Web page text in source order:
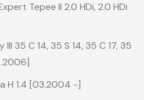
Tepee II 2.0 HDi, 2.0 HDi
35 C 14, 35 S 14, 35 C 17, 35
H 1.4 [03.2004 -]